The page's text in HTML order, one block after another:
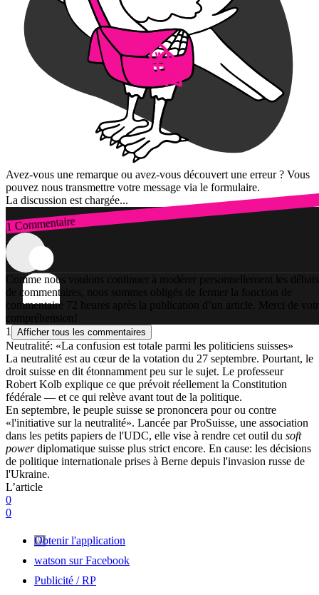
Avez-vous une remarque ou avez-vous découvert une erreur ? Vous
pouvez nous transmettre votre message via le formulaire.
La discussion est chargée...
1 Commentaire
Connexion
Comme nous voulons continuer à modérer personnellement les débats
de commentaires, nous sommes obligés de fermer la fonction de
commentaire 72 heures après la publication d’un article. Merci de
compréhension!
1
Afficher tous les commentaires
Neutralité: «La confusion est totale parmi les politiciens suisses»
La neutralité est au cœur de la votation du 27 septembre. Pourtant, le
droit suisse en dit étonnamment peu sur le sujet. Le professeur
Robert Kolb explique ce que prévoit réellement la Constitution
fédérale — et ce qui relève avant tout de la politique.
En septembre, le peuple suisse se prononcera pour ou contre
«l'initiative sur la neutralité». Lancée par ProSuisse, une association
dans les petits papiers de l'UDC, elle vise à rendre cet outil du soft
powerdiplomatique suisse plus strict encore. En cause: les décisions
de politique internationale prises à Berne depuis l'invasion russe de
l'Ukraine.
L’article
0
0
Obtenir l'application
watson sur Facebook
Publicité / RP